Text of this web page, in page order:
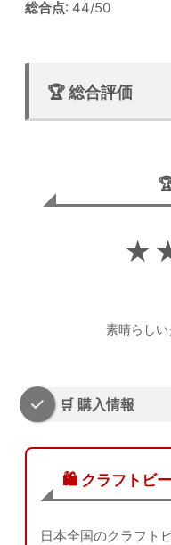
総合点: 44/50
🏆 総合評価
素晴らしい
🛒 購入情報
🛍️ クラフトビ
日本全国のクラフト